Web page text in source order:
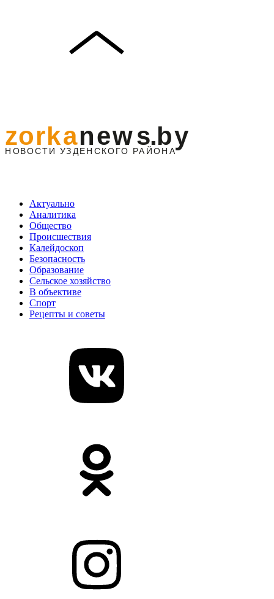
Актуально
Аналитика
Общество
Происшествия
Калейдоскоп
Безопасность
Образование
Сельское хозяйство
В объективе
Спорт
Рецепты и советы